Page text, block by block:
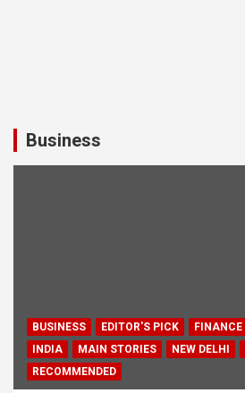
Business
BUSINESS EDITOR'S PICK FINANCE
INDIA
MAIN STORIES NEW DELHI
RECOMMENDED